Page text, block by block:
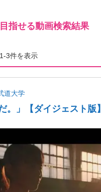
指せる動画検索結果
1-3件を表示
道大学
。」【ダイジェスト版】